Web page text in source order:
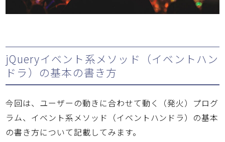
jQueryイベント系メソッド（イベントハン
ドラ）の基本の書き方
今回は、ユーザーの動きに合わせて動く（発火）プログ
ラム、イベント系メソッド（イベントハンドラ）の基本
の書き方について記載してみます。